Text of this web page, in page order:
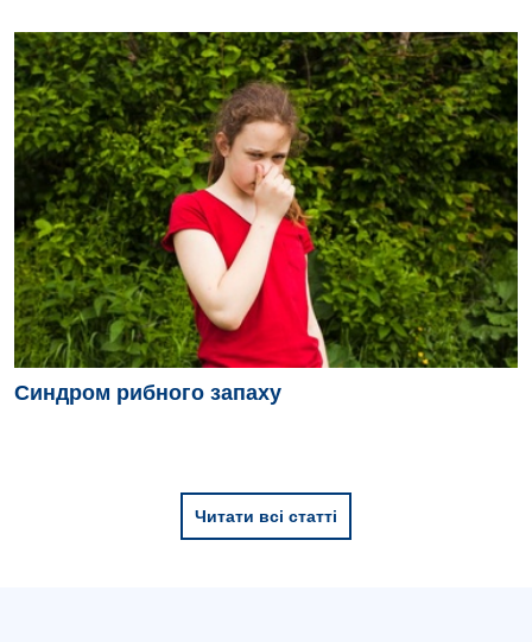
Синдром рибного запаху
Читати всі статті